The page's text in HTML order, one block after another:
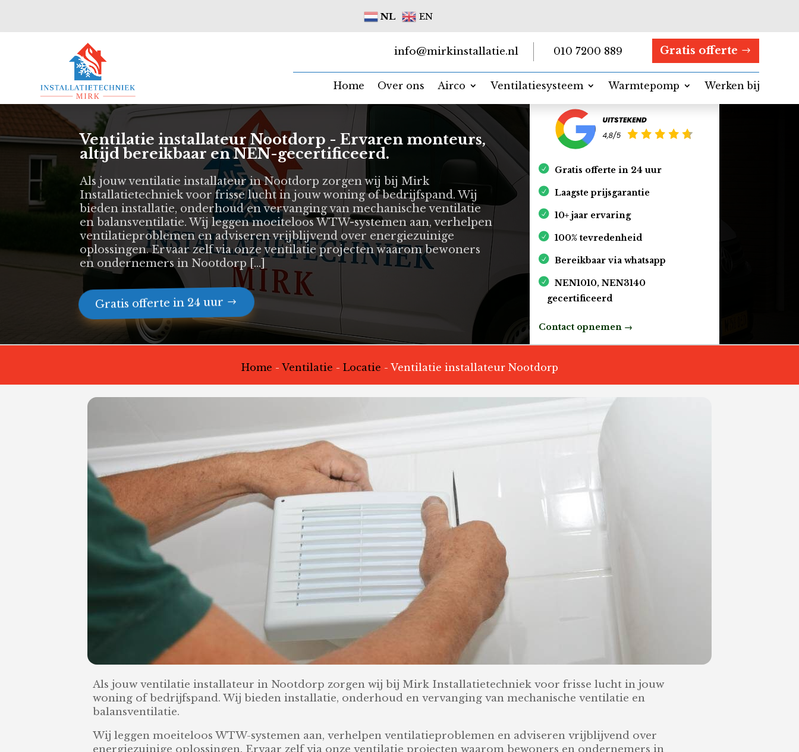
NL EN
Gratis offerte
010 7200 889
info@mirkinstallatie.nl
Home Over ons Airco Ventilatiesysteem Warmtepomp
Werken bij
Ventilatie installateur Nootdorp - Ervaren monteurs,
altijd bereikbaar en NEN-gecertificeerd.
Als jouw ventilatie installateur in Nootdorp zorgen wij bij Mirk
Installatietechniek voor frisse lucht in jouw woning of bedrijfspand. Wij
bieden installatie, onderhoud en vervanging van mechanische ventilatie
en balansventilatie. Wij leggen moeiteloos WTW-systemen aan, verhelpen
ventilatieproblemen en adviseren vrijblijvend over energiezuinige
oplossingen. Ervaar zelf via onze ventilatie projecten waarom bewoners
en ondernemers in Nootdorp […]
Gratis offerte in 24 uur
Gratis offerte in 24 uur
Laagste prijsgarantie
10+ jaar ervaring
100% tevredenheid
Bereikbaar via whatsapp
NEN1010, NEN3140
gecertificeerd
Contact opnemen →
Home - Ventilatie - Locatie - Ventilatie installateur Nootdorp
Als jouw ventilatie installateur in Nootdorp zorgen wij bij Mirk Installatietechniek voor frisse lucht in jouw
woning of bedrijfspand. Wij bieden installatie, onderhoud en vervanging van mechanische ventilatie en
balansventilatie.
Wij leggen moeiteloos WTW-systemen aan, verhelpen ventilatieproblemen en adviseren vrijblijvend over
energiezuinige oplossingen. Ervaar zelf via onze ventilatie projecten waarom bewoners en ondernemers in